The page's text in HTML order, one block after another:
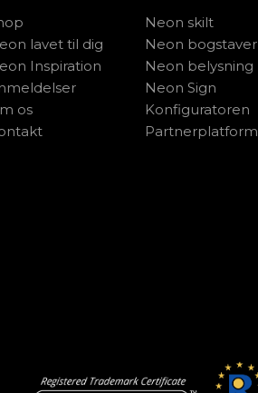
lavet til dig
Inspiration
os
Neon skilt
Neon bogstaver
Neon belysning
Neon Sign
Konfiguratoren
Partnerplatform